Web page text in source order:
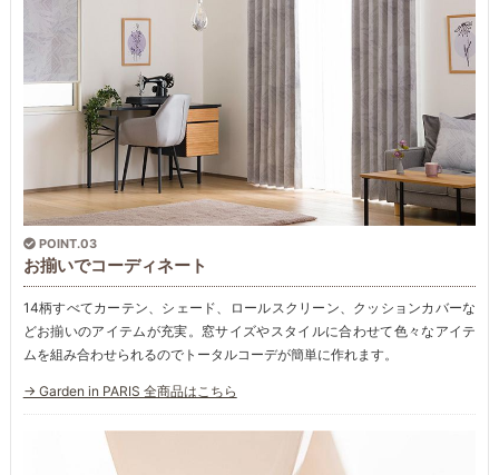
POINT.03
お揃いでコーディネート
14柄すべてカーテン、シェード、ロールスクリーン、クッションカバーな
どお揃いのアイテムが充実。窓サイズやスタイルに合わせて色々なアイテ
ムを組み合わせられるのでトータルコーデが簡単に作れます。
→ Garden in PARIS 全商品はこちら